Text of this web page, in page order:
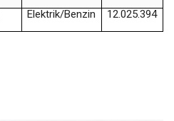
Elektrik/Benzin 12.025.394